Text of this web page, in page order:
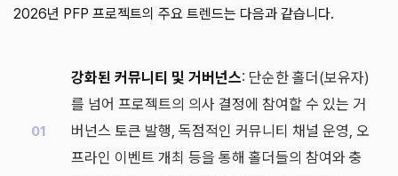
2026년 PFP 프로젝트의 주요 트렌드는 다음과 같습니다.
강화된 커뮤니티 및 거버넌스: 단순한 홀더(보유자)
를 넘어 프로젝트의 의사 결정에 참여할 수 있는 거
버넌스 토큰 발행, 독점적인 커뮤니티 채널 운영, 오
프라인 이벤트 개최 등을 통해 홀더들의 참여와 충